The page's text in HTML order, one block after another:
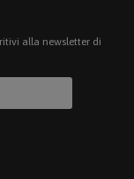
alla newsletter di